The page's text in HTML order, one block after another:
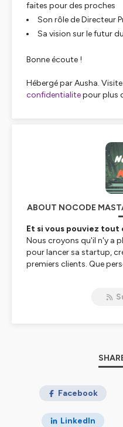
faites pour des proches
Son rôle de Directeur
Sa vision sur le futur
Bonne écoute !
Hébergé par Ausha.
confidentialitepour plus
ABOUT NOCODE
Et si vous pouviez tout
Nous croyons qu'il n'y a
pour lancer sa startup,
premiers clients. Que
pensons que les outils
« À mesure que créer sur
accessible, de plus en
d’ingénieurs capables
personnes… »
Ryan
Facebook
LinkedIn